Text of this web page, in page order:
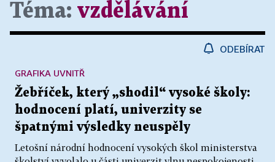
Téma: vzdělávání
ODEBÍRAT
Žebříček, který „shodil“ vysoké školy:
hodnocení platí, univerzity se
špatnými výsledky neuspěly
Letošní národní hodnocení vysokých škol ministerstva
GRAFIKA UVNITŘ